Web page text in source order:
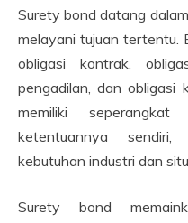
Surety bond datang
melayani tujuan tertentu.
obligasi kontrak,
pengadilan, dan obligasi
memiliki
ketentuannya
kebutuhan industri dan
Surety bond